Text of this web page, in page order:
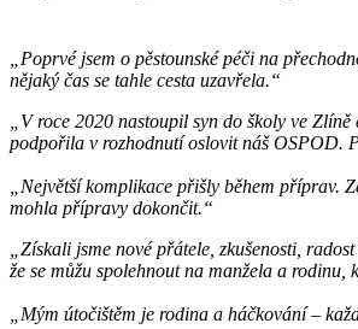
„Poprvé jsem o pěstounské péči na
nějaký čas se tahle cesta uzavřela.“
„V roce 2020 nastoupil syn do školy ve
podpořila v rozhodnutí oslovit náš OSPOD.
„Největší komplikace přišly během příprav.
mohla přípravy dokončit.“
„Získali jsme nové přátele, zkušenosti,
že se můžu spolehnout na manžela a rodinu,
„Mým útočištěm je rodina a háčkování –